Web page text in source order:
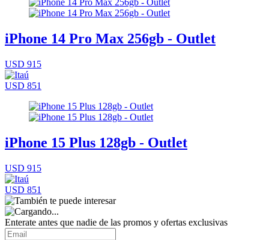
iPhone 14 Pro Max 256gb - Outlet
USD 915
USD 851
iPhone 15 Plus 128gb - Outlet
USD 915
USD 851
Enterate antes que nadie de las promos y ofertas exclusivas